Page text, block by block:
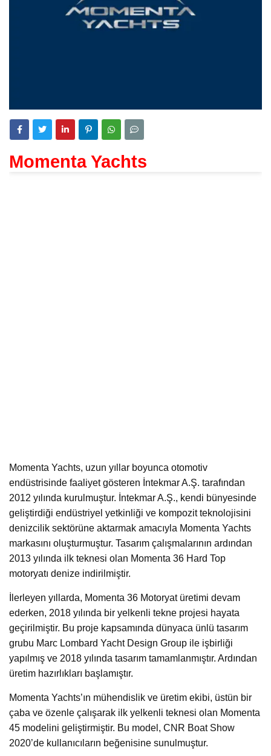
Momenta Yachts
Momenta Yachts, uzun yıllar boyunca otomotiv
endüstrisinde faaliyet gösteren İntekmar A.Ş. tarafından
2012 yılında kurulmuştur. İntekmar A.Ş., kendi bünyesinde
geliştirdiği endüstriyel yetkinliği ve kompozit teknolojisini
denizcilik sektörüne aktarmak amacıyla Momenta Yachts
markasını oluşturmuştur. Tasarım çalışmalarının ardından
2013 yılında ilk teknesi olan Momenta 36 Hard Top
motoryatı denize indirilmiştir.
İlerleyen yıllarda, Momenta 36 Motoryat üretimi devam
ederken, 2018 yılında bir yelkenli tekne projesi hayata
geçirilmiştir. Bu proje kapsamında dünyaca ünlü tasarım
grubu Marc Lombard Yacht Design Group ile işbirliği
yapılmış ve 2018 yılında tasarım tamamlanmıştır. Ardından
üretim hazırlıkları başlamıştır.
Momenta Yachts’ın mühendislik ve üretim ekibi, üstün bir
çaba ve özenle çalışarak ilk yelkenli teknesi olan Momenta
45 modelini geliştirmiştir. Bu model, CNR Boat Show
2020’de kullanıcıların beğenisine sunulmuştur.